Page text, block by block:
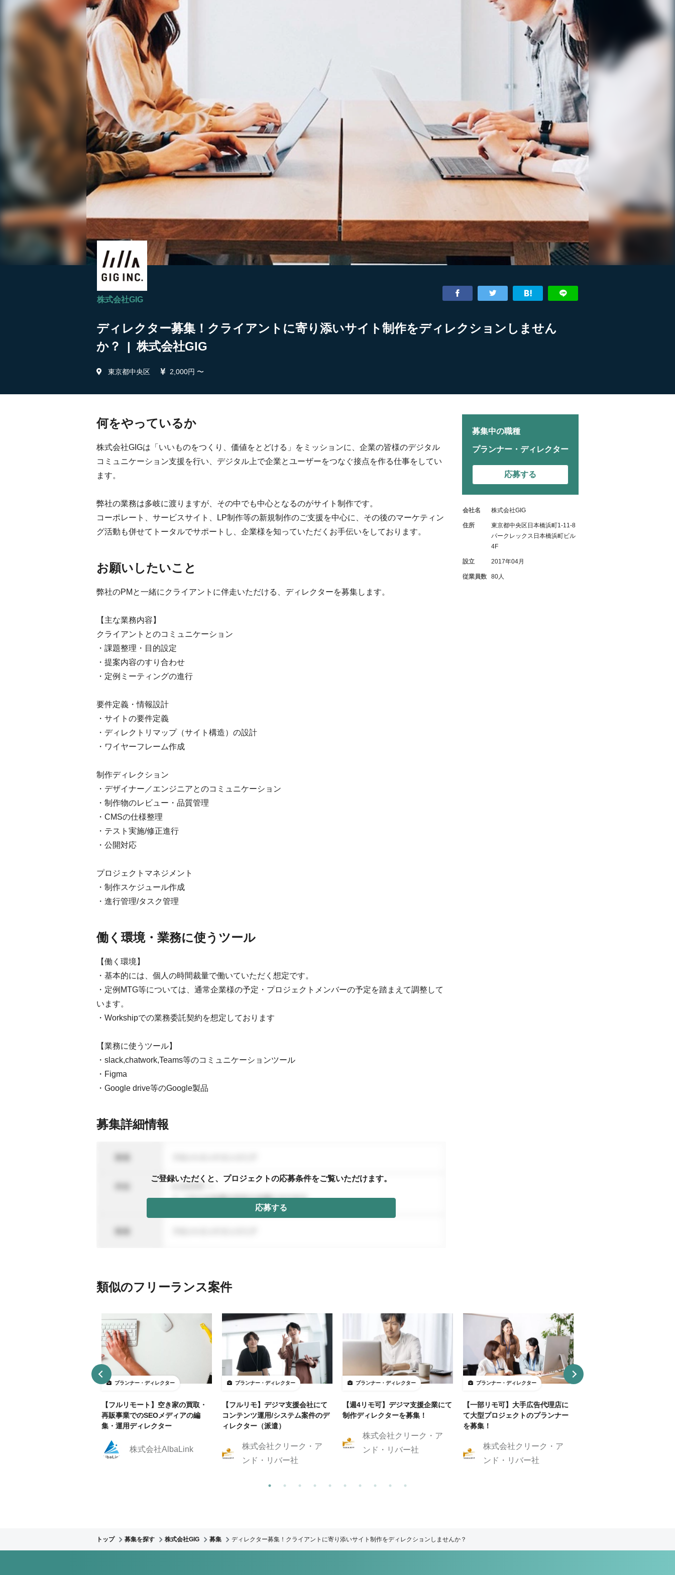
株式会社GIG
ディレクター募集！クライアントに寄り添いサイト制作をディレクションしません
か？ | 株式会社GIG
東京都中央区 2,000円 〜
何をやっているか
株式会社GIGは「いいものをつくり、価値をとどける」をミッションに、企業の皆様のデジタル
コミュニケーション支援を行い、デジタル上で企業とユーザーをつなぐ接点を作る仕事をしてい
ます。
弊社の業務は多岐に渡りますが、その中でも中心となるのがサイト制作です。
コーポレート、サービスサイト、LP制作等の新規制作のご支援を中心に、その後のマーケティン
グ活動も併せてトータルでサポートし、企業様を知っていただくお手伝いをしております。
お願いしたいこと
弊社のPMと一緒にクライアントに伴走いただける、ディレクターを募集します。
【主な業務内容】
クライアントとのコミュニケーション
・課題整理・目的設定
・提案内容のすり合わせ
・定例ミーティングの進行
要件定義・情報設計
・サイトの要件定義
・ディレクトリマップ（サイト構造）の設計
・ワイヤーフレーム作成
制作ディレクション
・デザイナー／エンジニアとのコミュニケーション
・制作物のレビュー・品質管理
・CMSの仕様整理
・テスト実施/修正進行
・公開対応
プロジェクトマネジメント
・制作スケジュール作成
・進行管理/タスク管理
働く環境・業務に使うツール
【働く環境】
・基本的には、個人の時間裁量で働いていただく想定です。
・定例MTG等については、通常企業様の予定・プロジェクトメンバーの予定を踏まえて調整して
います。
・Workshipでの業務委託契約を想定しております
【業務に使うツール】
・slack,chatwork,Teams等のコミュニケーションツール
・Figma
・Google drive等のGoogle製品
募集詳細情報
ご登録いただくと、プロジェクトの応募条件をご覧いただけます。
応募する
募集中の職種
プランナー・ディレクター
応募する
会社名 株式会社GIG
住所
東京都中央区日本橋浜町1-11-8
パークレックス日本橋浜町ビル
4F
設立 2017年04月
従業員数 80人
類似のフリーランス案件
プランナー・ディレクター
【フルリモート】空き家の買取・
再販事業でのSEOメディアの編
集・運用ディレクター
株式会社AlbaLink
プランナー・ディレクター
【フルリモ】デジマ支援会社にて
コンテンツ運用/システム案件のデ
ィレクター（派遣）
株式会社クリーク・ア
ンド・リバー社
プランナー・ディレクター
【週4リモ可】デジマ支援企業にて
制作ディレクターを募集！
株式会社クリーク・ア
ンド・リバー社
プランナー・ディレクター
【一部リモ可】大手広告代理店に
て大型プロジェクトのプランナー
を募集！
株式会社クリーク・ア
ンド・リバー社
トップ 募集を探す 株式会社GIG 募集 ディレクター募集！クライアントに寄り添いサイト制作をディレクションしませんか？